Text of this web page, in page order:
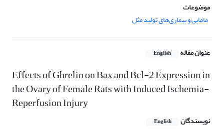
موضوعات
مامایی و بیماری‌های تولید مثل
عنوان مقاله English
Effects of Ghrelin on Bax and Bcl-2 Expression in
the Ovary of Female Rats with Induced Ischemia-
Reperfusion Injury
نویسندگان English